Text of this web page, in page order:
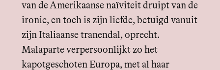
van de Amerikaanse naïviteit druipt van de
ironie, en toch is zijn liefde, betuigd vanuit
zijn Italiaanse tranendal, oprecht.
Malaparte verpersoonlijkt zo het
kapotgeschoten Europa, met al haar